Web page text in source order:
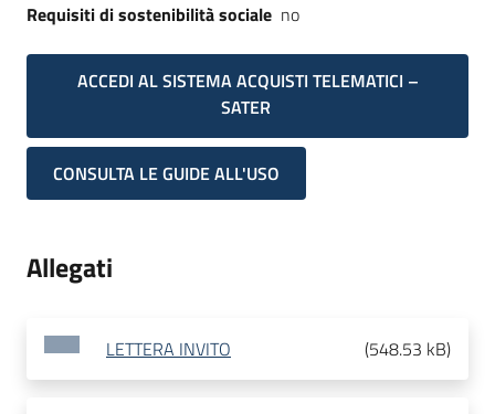
Requisiti di sostenibilità sociale no
ACCEDI AL SISTEMA ACQUISTI TELEMATICI –
SATER
CONSULTA LE GUIDE ALL'USO
Allegati
LETTERA INVITO (548.53 kB)